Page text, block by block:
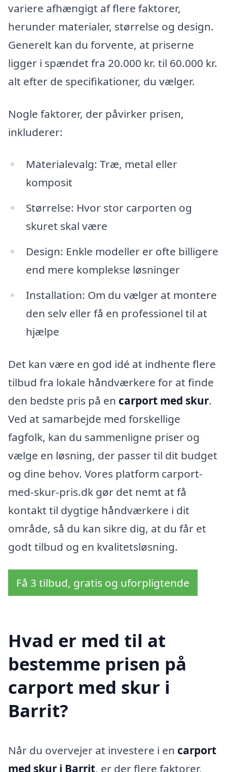
variere afhængigt af flere faktorer,
herunder materialer, størrelse og design.
Generelt kan du forvente, at priserne
ligger i spændet fra 20.000 kr. til 60.000 kr.
alt efter de specifikationer, du vælger.
Nogle faktorer, der påvirker prisen,
inkluderer:
Materialevalg: Træ, metal eller
komposit
Størrelse: Hvor stor carporten og
skuret skal være
Design: Enkle modeller er ofte billigere
end mere komplekse løsninger
Installation: Om du vælger at montere
den selv eller få en professionel til at
hjælpe
Det kan være en god idé at indhente flere
tilbud fra lokale håndværkere for at finde
den bedste pris på en carport med skur.
Ved at samarbejde med forskellige
fagfolk, kan du sammenligne priser og
vælge en løsning, der passer til dit budget
og dine behov. Vores platform carport-
med-skur-pris.dk gør det nemt at få
kontakt til dygtige håndværkere i dit
område, så du kan sikre dig, at du får et
godt tilbud og en kvalitetsløsning.
Få 3 tilbud, gratis og uforpligtende
Hvad er med til at
bestemme prisen på
carport med skur i
Barrit?
Når du overvejer at investere i en carport
med skur i Barrit, er der flere faktorer,